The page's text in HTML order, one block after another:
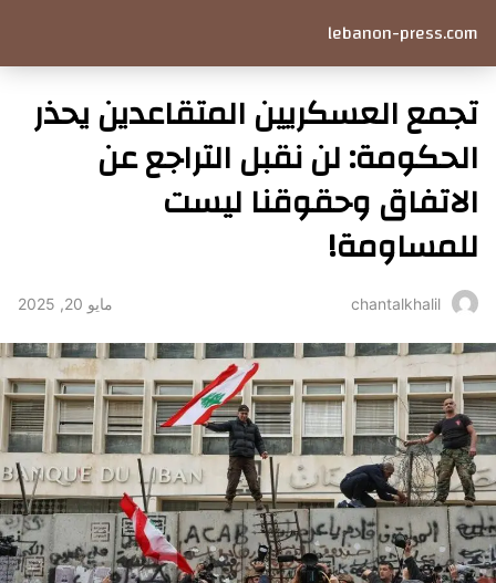
lebanon-press.com
تجمع العسكريين المتقاعدين يحذر
الحكومة: لن نقبل التراجع عن
الاتفاق وحقوقنا ليست
للمساومة!
chantalkhalil مايو 20, 2025